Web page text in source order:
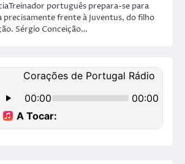
português prepara-se para
precisamente frente à Juventus, do filho
Sérgio Conceição…